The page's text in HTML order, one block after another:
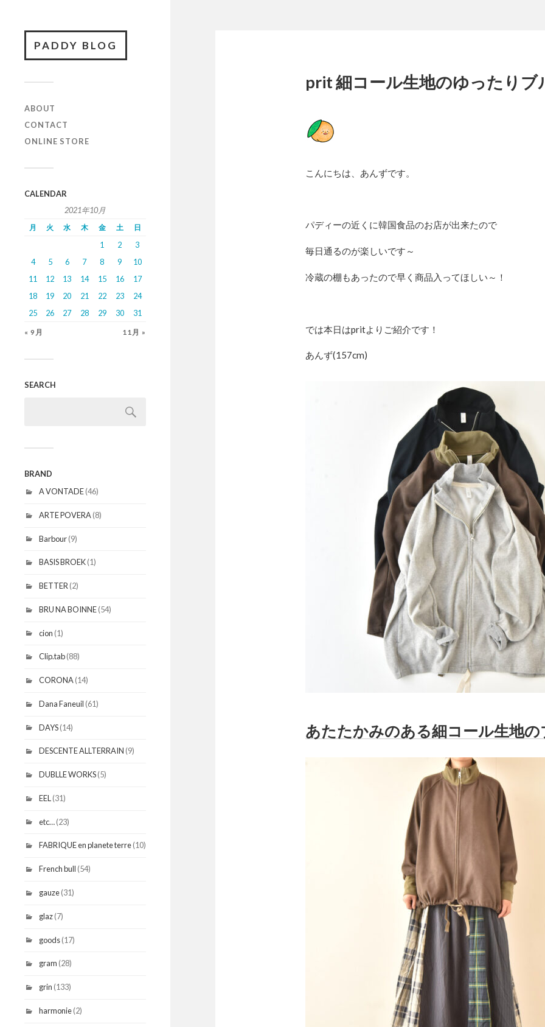
PADDY BLOG
ABOUT
CONTACT
ONLINE STORE
CALENDAR
2021年10月
月 火 水 木 金 土 日
1 2
3
4
5 6 7 8 9
10
11
12 13 14 15 16
17
18
19 20 21 22 23
24
25
26 27 28 29 30 31
« 9月 11月 »
SEARCH
BRAND
A VONTADE(46)
ARTE POVERA (8)
Barbour(9)
BASIS BROEK(1)
BETTER (2)
BRU NA BOINNE(54)
cion (1)
Clip.tab(88)
CORONA (14)
Dana Faneuil (61)
DAYS(14)
DESCENTE ALLTERRAIN (9)
DUBLLE WORKS(5)
EEL (31)
etc…(23)
FABRIQUE en planete terre(10)
French bull (54)
gauze(31)
glaz(7)
goods(17)
gram (28)
grin (133)
harmonie(2)
prit 細コール生地のゆったりブ
こんにちは、あんずです。
パディーの近くに韓国食品のお店が出来たので
毎日通るのが楽しいです～
冷蔵の棚もあったので早く商品入ってほしい～！
では本日はpritよりご紹介です！
あんず(157cm)
あたたかみのある細コール生地